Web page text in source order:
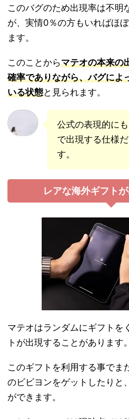
このバグのため出現率は不明
が、実情0％の方もいればほ
ます。
このことからマテオの本来の
確率でありながら、バグによ
いる状態と見られます。
公式の表現的に
で出現する仕様
す。
レアな海外ギフト
マテオはランダムにギフトを
トが出現することがあります。
このギフトを利用する事でま
のビビヨンをゲットしたりと
ができます。